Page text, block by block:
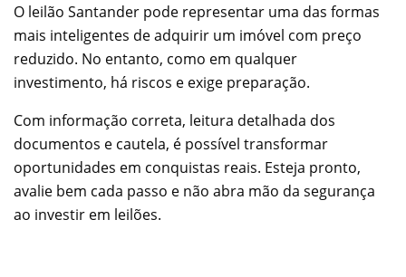
O leilão Santander pode representar uma das formas
mais inteligentes de adquirir um imóvel com preço
reduzido. No entanto, como em qualquer
investimento, há riscos e exige preparação.
Com informação correta, leitura detalhada dos
documentos e cautela, é possível transformar
oportunidades em conquistas reais. Esteja pronto,
avalie bem cada passo e não abra mão da segurança
ao investir em leilões.